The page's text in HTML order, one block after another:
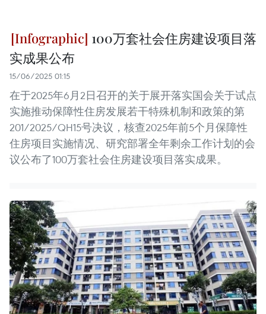
100万套社会住房建设项目落
实成果公布
15/06/2025 01:15
在于2025年6月2日召开的关于展开落实国会关于试点
实施推动保障性住房发展若干特殊机制和政策的第
201/2025/QH15号决议，核查2025年前5个月保障性
住房项目实施情况、研究部署全年剩余工作计划的会
议公布了100万套社会住房建设项目落实成果。